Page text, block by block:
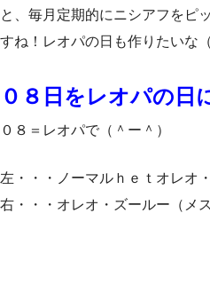
と、毎月定期的にニシアフをピ
すね！レオパの日も作りたいな
０８日をレオパの日
０８＝レオパで（＾ー＾）
左・・・ノーマルｈｅｔオレオ
右・・・オレオ・ズールー（メス